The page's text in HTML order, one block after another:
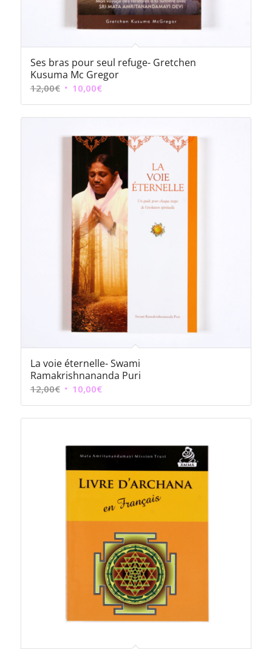
Ses bras pour seul refuge- Gretchen
Kusuma Mc Gregor
12,00€ Le
prix
initial
12,00€.
10,00€Le
prix
actuel
10,00€.
La voie éternelle- Swami
Ramakrishnananda Puri
12,00€ Le
prix
initial
12,00€.
10,00€Le
prix
actuel
10,00€.